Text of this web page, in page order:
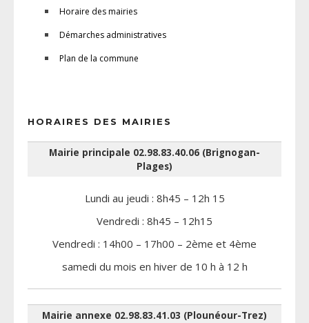
Horaire des mairies
Démarches administratives
Plan de la commune
HORAIRES DES MAIRIES
Mairie principale 02.98.83.40.06 (Brignogan-
Plages)
Lundi au jeudi : 8h45 – 12h 15
Vendredi : 8h45 – 12h15
Vendredi : 14h00 – 17h00 – 2ème et 4ème
samedi du mois en hiver de 10 h à 12 h
Mairie annexe 02.98.83.41.03 (Plounéour-Trez)